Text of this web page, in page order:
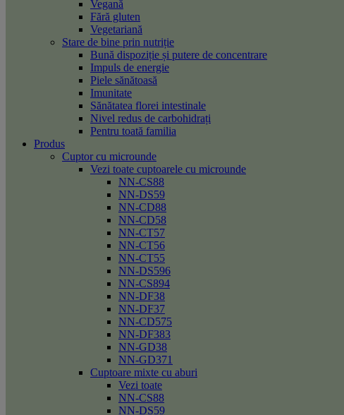
Vegană
Fără gluten
Vegetariană
Stare de bine prin nutriție
Bună dispoziție și putere de concentrare
Impuls de energie
Piele sănătoasă
Imunitate
Sănătatea florei intestinale
Nivel redus de carbohidrați
Pentru toată familia
Produs
Cuptor cu microunde
Vezi toate cuptoarele cu microunde
NN-CS88
NN-DS59
NN-CD88
NN-CD58
NN-CT57
NN-CT56
NN-CT55
NN-DS596
NN-CS894
NN-DF38
NN-DF37
NN-CD575
NN-DF383
NN-GD38
NN-GD371
Cuptoare mixte cu aburi
Vezi toate
NN-CS88
NN-DS59